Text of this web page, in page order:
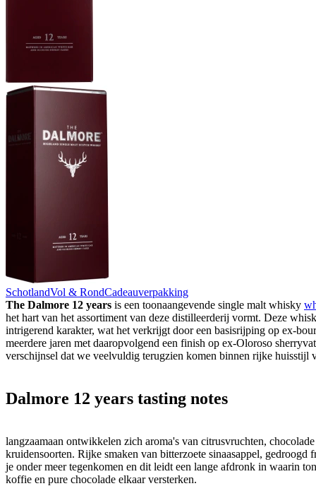
SchotlandVol & RondCadeauverpakking
The Dalmore 12 years is een toonaangevende single malt whisky
het hart van het assortiment van deze distilleerderij vormt. Deze
intrigerend karakter, wat het verkrijgt door een basisrijping op ex-
meerdere jaren met daaropvolgend een finish op ex-Oloroso
verschijnsel dat we veelvuldig terugzien komen binnen rijke huisstijl
Dalmore 12 years tasting notes
langzaamaan ontwikkelen zich aroma's van citrusvruchten,
kruidensoorten. Rijke smaken van bitterzoete sinaasappel, gedroogd
je onder meer tegenkomen en dit leidt een lange afdronk in waarin
koffie en pure chocolade elkaar versterken.